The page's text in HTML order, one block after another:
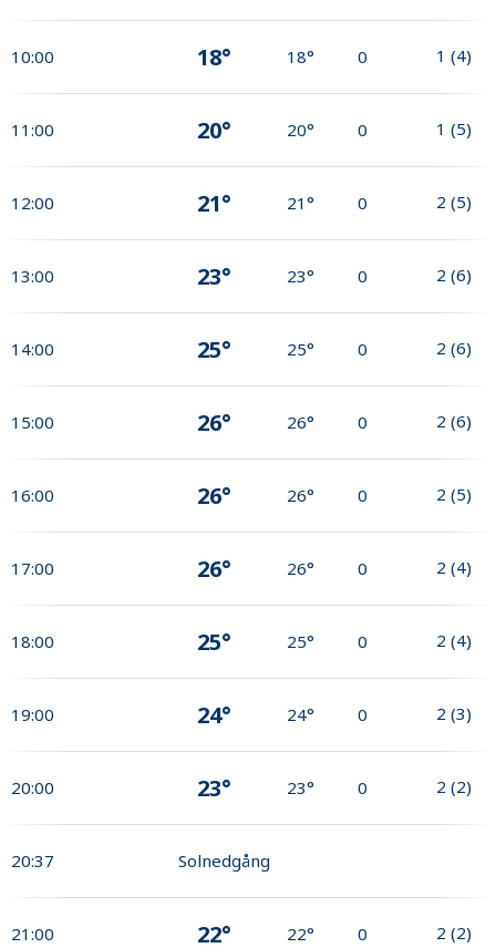
10:00 18° 18° 0 1 (4)
11:00 20° 20° 0 1 (5)
12:00 21° 21° 0 2 (5)
13:00 23° 23° 0 2 (6)
14:00 25° 25° 0 2 (6)
15:00 26° 26° 0 2 (6)
16:00 26° 26° 0 2 (5)
17:00 26° 26° 0 2 (4)
18:00 25° 25° 0 2 (4)
19:00 24° 24° 0 2 (3)
20:00 23° 23° 0 2 (2)
20:37 Solnedgång
21:00 22° 22° 0 2 (2)